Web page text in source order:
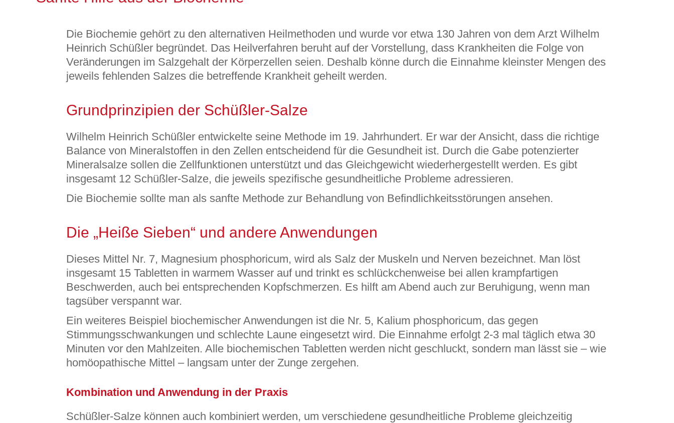
Die Biochemie gehört zu den alternativen Heilmethoden und wurde vor etwa 130 Jahren von dem Arzt Wilhelm
Heinrich Schüßler begründet. Das Heilverfahren beruht auf der Vorstellung, dass Krankheiten die Folge von
Veränderungen im Salzgehalt der Körperzellen seien. Deshalb könne durch die Einnahme kleinster Mengen des
jeweils fehlenden Salzes die betreffende Krankheit geheilt werden.
Grundprinzipien der Schüßler-Salze
Wilhelm Heinrich Schüßler entwickelte seine Methode im 19. Jahrhundert. Er war der Ansicht, dass die richtige
Balance von Mineralstoffen in den Zellen entscheidend für die Gesundheit ist. Durch die Gabe potenzierter
Mineralsalze sollen die Zellfunktionen unterstützt und das Gleichgewicht wiederhergestellt werden. Es gibt
insgesamt 12 Schüßler-Salze, die jeweils spezifische gesundheitliche Probleme adressieren.
Die Biochemie sollte man als sanfte Methode zur Behandlung von Befindlichkeitsstörungen ansehen.
Die „Heiße Sieben“ und andere Anwendungen
Dieses Mittel Nr. 7, Magnesium phosphoricum, wird als Salz der Muskeln und Nerven bezeichnet. Man löst
insgesamt 15 Tabletten in warmem Wasser auf und trinkt es schlückchenweise bei allen krampfartigen
Beschwerden, auch bei entsprechenden Kopfschmerzen. Es hilft am Abend auch zur Beruhigung, wenn man
tagsüber verspannt war.
Ein weiteres Beispiel biochemischer Anwendungen ist die Nr. 5, Kalium phosphoricum, das gegen
Stimmungsschwankungen und schlechte Laune eingesetzt wird. Die Einnahme erfolgt 2-3 mal täglich etwa 30
Minuten vor den Mahlzeiten. Alle biochemischen Tabletten werden nicht geschluckt, sondern man lässt sie – wie
homöopathische Mittel – langsam unter der Zunge zergehen.
Kombination und Anwendung in der Praxis
Schüßler-Salze können auch kombiniert werden, um verschiedene gesundheitliche Probleme gleichzeitig